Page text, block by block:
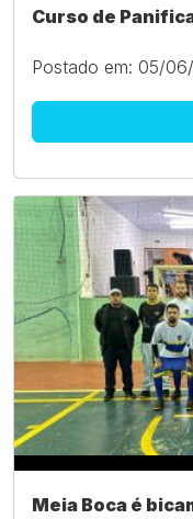
Curso de
Postado em: 05/
Meia Boca é